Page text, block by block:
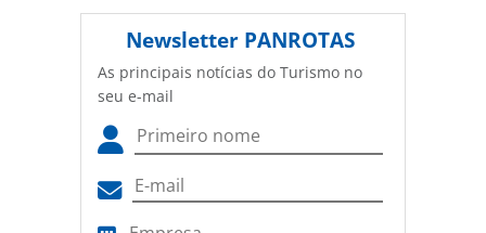
Newsletter PANROTAS
As principais notícias do Turismo no
seu e-mail